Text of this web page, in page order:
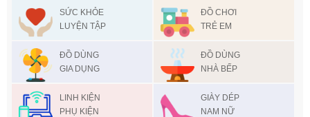
SỨC KHỎE
LUYỆN TẬP
ĐỒ CHƠI
TRẺ EM
ĐỒ DÙNG
GIA DỤNG
ĐỒ DÙNG
NHÀ BẾP
LINH KIỆN
PHỤ KIỆN
GIÀY DÉP
NAM NỮ